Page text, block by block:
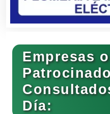
Bares y Cantinas
Basculas
Bebidas
Empresas
Día: